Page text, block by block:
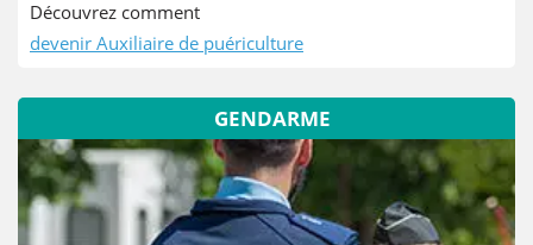
Découvrez comment
devenir Auxiliaire de puériculture
GENDARME